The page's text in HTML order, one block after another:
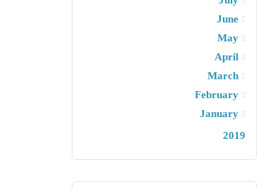
June
May
April
March
February
January
2019